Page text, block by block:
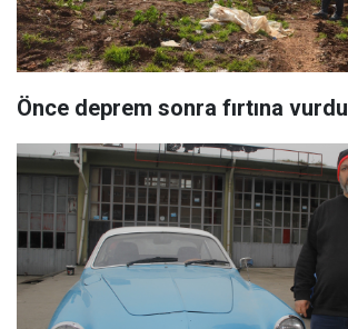
Önce deprem sonra fırtına vurdu